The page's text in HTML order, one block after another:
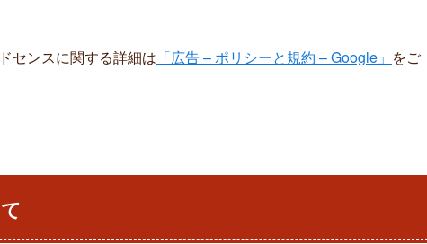
センスに関する詳細は 「広告 – ポリシーと規約 – Google」 をご